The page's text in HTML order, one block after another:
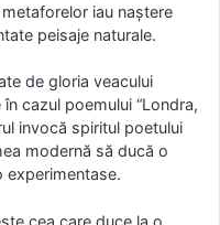
iau naştere
peisaje naturale.
de gloria veacului
cazul poemului “Londra,
invocă spiritul poetului
modernă să ducă o
experimentase.
cea care duce la o